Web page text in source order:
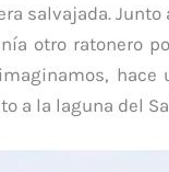
salvajada.
otro ratonero
hace
a la laguna del